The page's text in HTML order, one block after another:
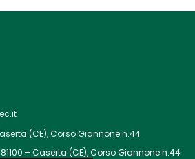
specifico di produzione
(CE), Corso Giannone n.44
81100 – Caserta (CE), Corso Giannone n.44